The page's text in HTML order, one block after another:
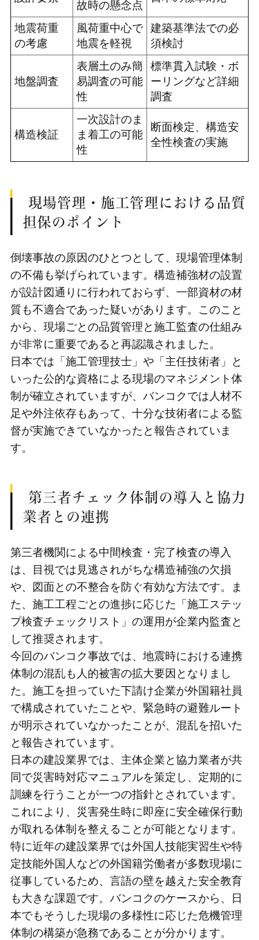
故時の懸念点
地震荷重
の考慮
風荷重中心で
地震を軽視
建築基準法での必
須検討
地盤調査
表層土のみ簡
易調査の可能
性
標準貫入試験・ボ
ーリングなど詳細
調査
構造検証
一次設計のま
ま着工の可能
性
断面検定、構造安
全性検査の実施
現場管理・施工管理における品質
担保のポイント
倒壊事故の原因のひとつとして、現場管理体制
の不備も挙げられています。構造補強材の設置
が設計図通りに行われておらず、一部資材の材
質も不適合であった疑いがあります。このこと
から、現場ごとの品質管理と施工監査の仕組み
が非常に重要であると再認識されました。
日本では「施工管理技士」や「主任技術者」と
いった公的な資格による現場のマネジメント体
制が確立されていますが、バンコクでは人材不
足や外注依存もあって、十分な技術者による監
督が実施できていなかったと報告されていま
す。
第三者チェック体制の導入と協力
業者との連携
第三者機関による中間検査・完了検査の導入
は、目視では見逃されがちな構造補強の欠損
や、図面との不整合を防ぐ有効な方法です。ま
た、施工工程ごとの進捗に応じた「施工ステッ
プ検査チェックリスト」の運用が企業内監査と
して推奨されます。
今回のバンコク事故では、地震時における連携
体制の混乱も人的被害の拡大要因となりまし
た。施工を担っていた下請け企業が外国籍社員
で構成されていたことや、緊急時の避難ルート
が明示されていなかったことが、混乱を招いた
と報告されています。
日本の建設業界では、主体企業と協力業者が共
同で災害時対応マニュアルを策定し、定期的に
訓練を行うことが一つの指針とされています。
これにより、災害発生時に即座に安全確保行動
が取れる体制を整えることが可能となります。
特に近年の建設業界では外国人技能実習生や特
定技能外国人などの外国籍労働者が多数現場に
従事しているため、言語の壁を越えた安全教育
も大きな課題です。バンコクのケースから、日
本でもそうした現場の多様性に応じた危機管理
体制の構築が急務であることが分かります。